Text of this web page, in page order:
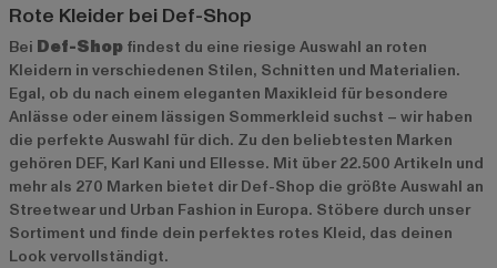
Rote Kleider bei Def-Shop
Bei Def-Shop findest du eine riesige Auswahl an roten
Kleidern in verschiedenen Stilen, Schnitten und Materialien.
Egal, ob du nach einem eleganten Maxikleid für besondere
Anlässe oder einem lässigen Sommerkleid suchst – wir haben
die perfekte Auswahl für dich. Zu den beliebtesten Marken
gehören DEF, Karl Kani und Ellesse. Mit über 22.500 Artikeln und
mehr als 270 Marken bietet dir Def-Shop die größte Auswahl an
Streetwear und Urban Fashion in Europa. Stöbere durch unser
Sortiment und finde dein perfektes rotes Kleid, das deinen
Look vervollständigt.